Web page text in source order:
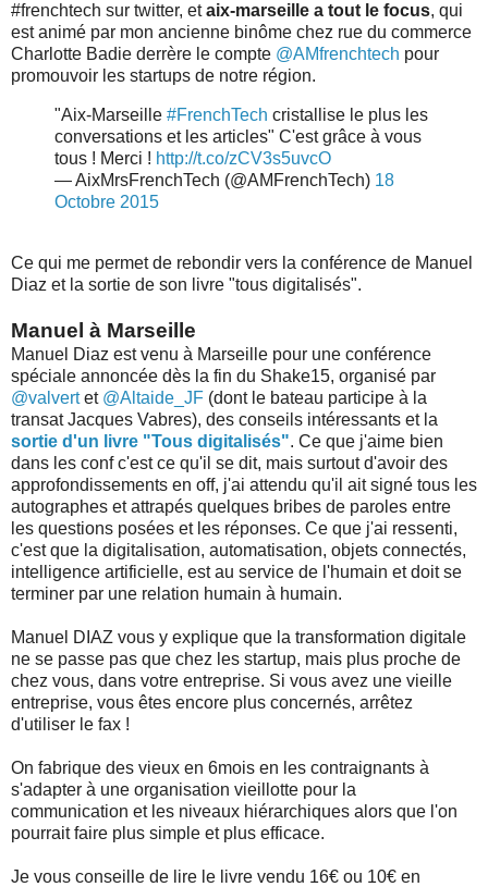
#frenchtech sur twitter, etaix-marseille a tout le focus, qui
est animé par mon ancienne binôme chez rue du commerce
Charlotte Badie derrère le compte @AMfrenchtech pour
promouvoir les startups de notre région.
"Aix-Marseille #FrenchTech cristallise le plus les
conversations et les articles" C'est grâce à vous
tous ! Merci ! http://t.co/zCV3s5uvcO
— AixMrsFrenchTech (@AMFrenchTech) 18
Octobre 2015
Ce qui me permet de rebondir vers la conférence de Manuel
Diaz et la sortie de son livre "tous digitalisés".
Manuel à Marseille
Manuel Diaz est venu à Marseille pour une conférence
spéciale annoncée dès la fin du Shake15, organisé par
@valvertet @Altaide_JF (dont le bateau participe à la
transat Jacques Vabres), des conseils intéressants et la
sortie d'un livre "Tous digitalisés". Ce que j'aime bien
dans les conf c'est ce qu'il se dit, mais surtout d'avoir des
approfondissements en off, j'ai attendu qu'il ait signé tous les
autographes et attrapés quelques bribes de paroles entre
les questions posées et les réponses. Ce que j'ai ressenti,
c'est que la digitalisation, automatisation, objets connectés,
intelligence artificielle, est au service de l'humain et doit se
terminer par une relation humain à humain.
Manuel DIAZ vous y explique que la transformation digitale
ne se passe pas que chez les startup, mais plus proche de
chez vous, dans votre entreprise. Si vous avez une vieille
entreprise, vous êtes encore plus concernés, arrêtez
d'utiliser le fax !
On fabrique des vieux en 6mois en les contraignants à
s'adapter à une organisation vieillotte pour la
communication et les niveaux hiérarchiques alors que l'on
pourrait faire plus simple et plus efficace.
Je vous conseille de lire le livre vendu 16€ ou 10€ en